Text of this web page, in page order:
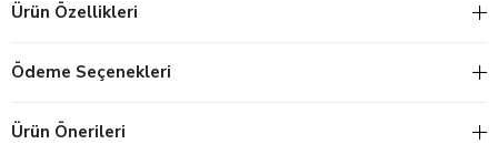
Ürün Özellikleri
Ödeme Seçenekleri
Ürün Önerileri